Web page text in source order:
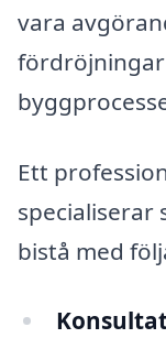
vara
Ett
specialiserar
bistå med